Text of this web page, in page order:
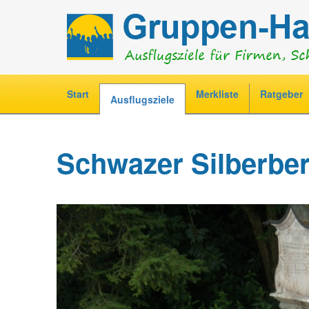
H
u
p
t
m
e
Start Ausflugsziele Merkliste Ratgeber
Schwazer